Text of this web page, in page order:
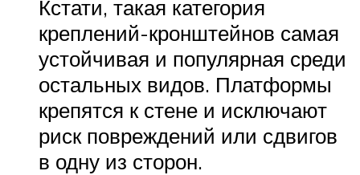
Кстати, такая категория
креплений-кронштейнов самая
устойчивая и популярная среди
остальных видов. Платформы
крепятся к стене и исключают
риск повреждений или сдвигов
в одну из сторон.